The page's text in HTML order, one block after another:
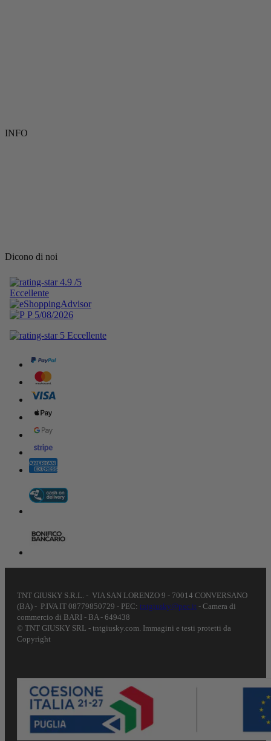
INFO
Dicono di noi
TNT GIUSKY S.R.L. - VIA SAN LORENZO 9 - 70014 CONVERSANO
(BA) - P.IVA IT 08779850729 - PEC: tntgiusky@pec.it - Camera di
commercio di BARI - BA - 649438
© TNT GIUSKY SRL - tntgiusky.com. Immagini e testi protetti da
Copyright